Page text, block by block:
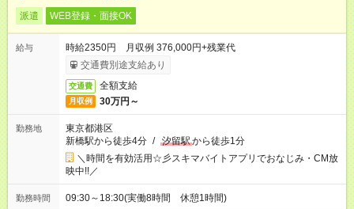
派遣 WEB登録・面接OK
給与
時給2350円 月収例 376,000円+残業代
交通費別途支給あり
交通費 全額支給
月収例 30万円～
勤務地
東京都港区
新橋駅から徒歩4分 / 汐留駅から徒歩1分
＼時間を有効活用☆彡スキマバイトアプリでおなじみ・CM放
映中!!／
勤務時間 09:30～18:30(実働8時間 休憩1時間)